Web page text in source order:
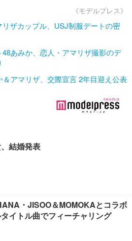
《モデルプレス》
リザカップル、USJ制服デートの密
48あみか、恋人・アマリザ撮影のデ
アマリザ、交際宣言 2年目迎え公表
結婚発表
・JISOO＆MOMOKAとコラボ
イトル曲でフィーチャリング